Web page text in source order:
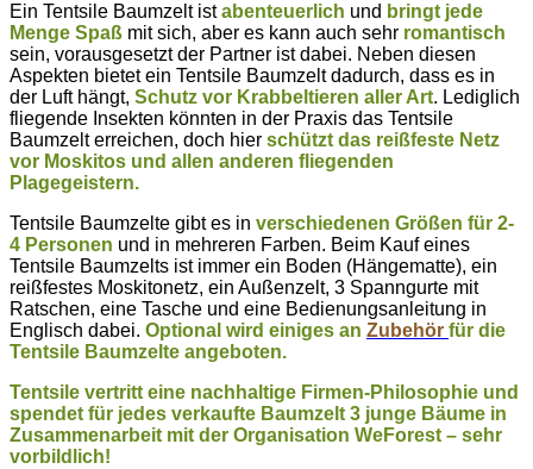
Ein Tentsile Baumzelt istabenteuerlich und bringt jede
Menge Spaß mit sich, aber es kann auch sehr romantisch
sein, vorausgesetzt der Partner ist dabei. Neben diesen
Aspekten bietet ein Tentsile Baumzelt dadurch, dass es in
der Luft hängt, Schutz vor Krabbeltieren aller Art. Lediglich
fliegende Insekten könnten in der Praxis das Tentsile
Baumzelt erreichen, doch hier schützt das reißfeste Netz
vor Moskitos und allen anderen fliegenden
Plagegeistern.
Tentsile Baumzelte gibt es in verschiedenen Größen für 2-
4 Personen und in mehreren Farben. Beim Kauf eines
Tentsile Baumzelts ist immer ein Boden (Hängematte), ein
reißfestes Moskitonetz, ein Außenzelt, 3 Spanngurte mit
Ratschen, eine Tasche und eine Bedienungsanleitung in
Englisch dabei. Optional wird einiges an Zubehör für die
Tentsile Baumzelte angeboten.
Tentsile vertritt eine nachhaltige Firmen-Philosophie und
spendet für jedes verkaufte Baumzelt 3 junge Bäume in
Zusammenarbeit mit der Organisation WeForest – sehr
vorbildlich!